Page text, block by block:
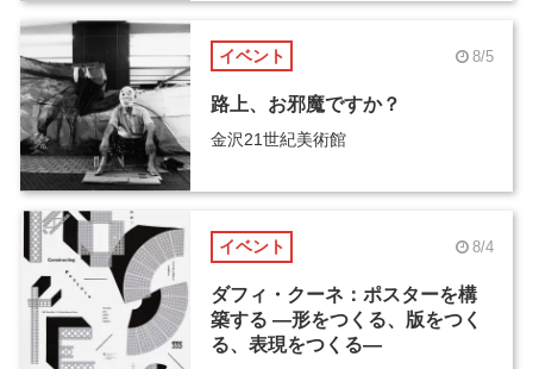
イベント 8/5
路上、お邪魔ですか？
金沢21世紀美術館
イベント 8/4
ダフィ・クーネ：ポスターを構
築する ―形をつくる、版をつく
る、表現をつくる―